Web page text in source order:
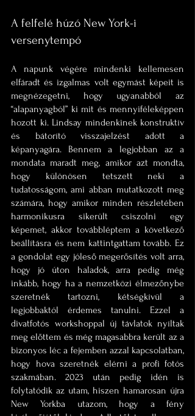
A felfelé húzó New York-i
versenytempó
A napunk végére mindenki kellemesen
elfáradt és izgalmas volt egymást képeit is
megnézegetni, hogy ugyanabból az
“alapanyagból” ki mit és mennyiféleképpen
hozott ki. Lindsay mindenkinek konstruktív
és bátorító visszajelzést adott a
képanyagára. Bennem a legjobban az a
mondata maradt meg, amikor azt mondta,
hogy különösen tetszett neki a
tudatosságom, ami abban mutatkozott meg
számára, hogy amikor minden részletében
harmonikusra sikerült csiszolni egy
képemet, akkor továbbléptem a következő
beállításra és nem kattintgattam tovább. Ez
a gondolat egy jóleső megerősítés volt arra,
hogy jó úton haladok, arra pedig még
inkább, hogy ha a nemzetközi élmezőnybe
szeretnék tartozni, kétségkívül a
legjobbaktól érdemes tanulni. Ezzel a
divatfotós workshoppal új távlatok nyíltak
meg előttem és még magasabbra került az a
bizonyos léc a fejemben azzal kapcsolatban,
hogy hova szeretnék elérni a profi fotós
szakmában. 2023 után pedig idén is
folytatódik az utam, hiszen hamarosan újra
New Yorkba utazom, hogy a fény